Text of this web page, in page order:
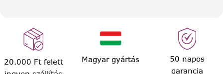
20.000 Ft felett
Magyar gyártás
50 napos
garancia